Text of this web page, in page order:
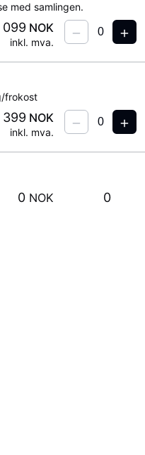
med samlingen.
099 NOK
inkl. mva.
frokost
399 NOK
inkl. mva.
0 NOK 0